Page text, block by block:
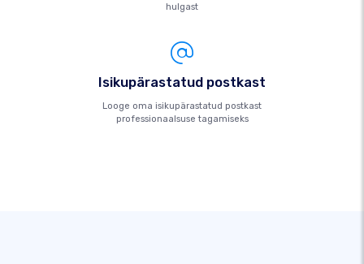
hulgast
Isikupärastatud postkast
Looge oma isikupärastatud postkast
professionaalsuse tagamiseks